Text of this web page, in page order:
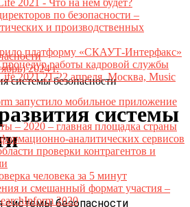
2021 - Что на нем будет?
по безопасности –
и производственных
платформу «СКАУТ-Интерфакс»
процедур работы кадровой службы
2021 21-22 апреля, Москва, Music
запустило мобильное приложение
– 2020 – главная площадка страны
аналитических сервисов
проверки контрагентов и
человека за 5 минут
и смешанный формат участия –
2020
2024 г.
системы безопасности
системы